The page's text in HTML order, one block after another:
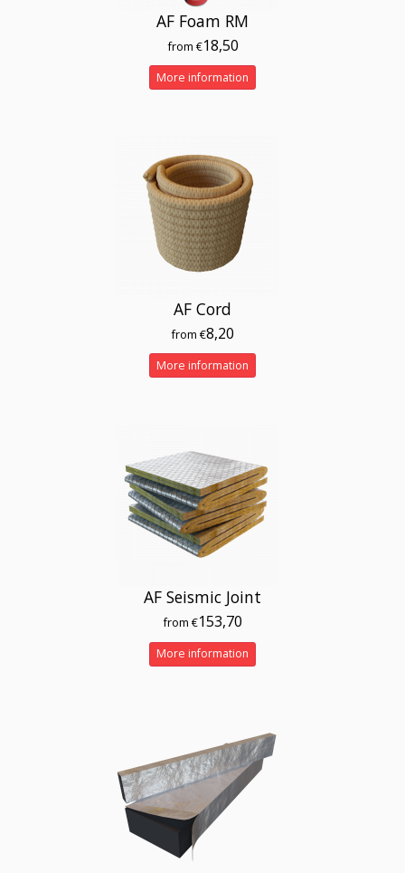
AF Foam RM
from €18,50
More information
AF Cord
from €8,20
More information
AF Seismic Joint
from €153,70
More information